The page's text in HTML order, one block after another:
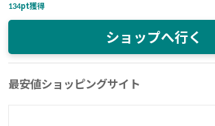
134pt獲得
ショップへ行く
最安値ショッピングサイト